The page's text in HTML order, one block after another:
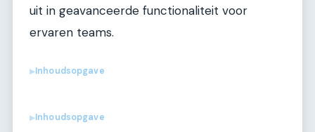
uit in geavanceerde functionaliteit voor
ervaren teams.
▶Inhoudsopgave
▶Inhoudsopgave